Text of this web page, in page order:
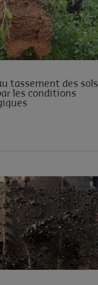
tassement des sols
les conditions